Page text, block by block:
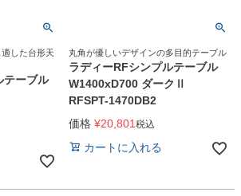
した台形天
テーブル
丸角が優しいデザインの多目的テーブル
ラディーRFシンプルテーブル
W1400xD700 ダークⅡ
RFSPT-1470DB2
価格 ¥20,801税込
カートに入れる